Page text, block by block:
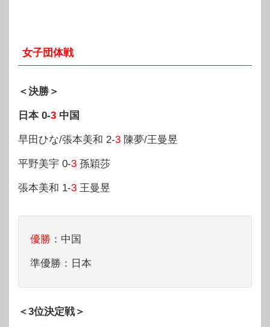
女子団体戦
＜決勝＞
日本 0-3 中国
早田ひな/張本美和 2-3 陳夢/王曼昱
平野美宇 0-3 孫穎莎
張本美和 1-3 王曼昱
優勝 ：中国
準優勝：日本
＜3位決定戦＞